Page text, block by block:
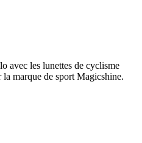
avec les lunettes de cyclisme
marque de sport Magicshine.